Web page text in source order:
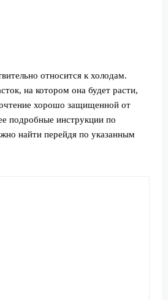
относится к холодам.
на котором она будет расти,
хорошо защищенной от
подробные инструкции по
найти перейдя по указанным